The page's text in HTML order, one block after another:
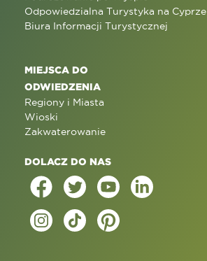
Odpowiedzialna Turystyka na Cyprze
Biura Informacji Turystycznej
MIEJSCA DO
ODWIEDZENIA
Regiony i Miasta
Wioski
Zakwaterowanie
DOLACZ DO NAS